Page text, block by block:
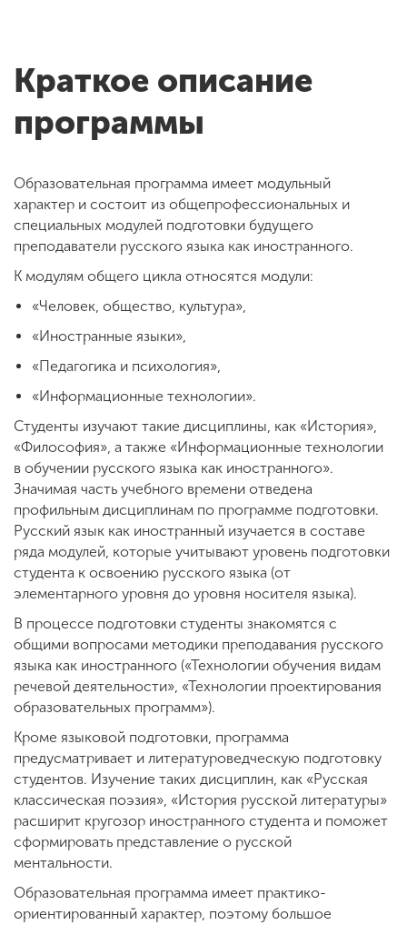
Краткое описание
программы
Образовательная программа имеет модульный
характер и состоит из общепрофессиональных и
специальных модулей подготовки будущего
преподаватели русского языка как иностранного.
К модулям общего цикла относятся модули:
«Человек, общество, культура»,
«Иностранные языки»,
«Педагогика и психология»,
«Информационные технологии».
Студенты изучают такие дисциплины, как «История»,
«Философия», а также «Информационные технологии
в обучении русского языка как иностранного».
Значимая часть учебного времени отведена
профильным дисциплинам по программе подготовки.
Русский язык как иностранный изучается в составе
ряда модулей, которые учитывают уровень подготовки
студента к освоению русского языка (от
элементарного уровня до уровня носителя языка).
В процессе подготовки студенты знакомятся с
общими вопросами методики преподавания русского
языка как иностранного («Технологии обучения видам
речевой деятельности», «Технологии проектирования
образовательных программ»).
Кроме языковой подготовки, программа
предусматривает и литературоведческую подготовку
студентов. Изучение таких дисциплин, как «Русская
классическая поэзия», «История русской литературы»
расширит кругозор иностранного студента и поможет
сформировать представление о русской
ментальности.
Образовательная программа имеет практико-
ориентированный характер, поэтому большое